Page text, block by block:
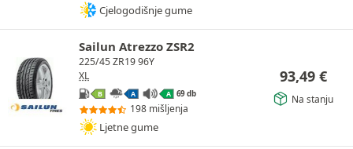
Cjelogodišnje gume
Sailun Atrezzo ZSR2
225/45 ZR19 96Y
XL
B A A 69 db
198 mišljenja
Ljetne gume
93,49 €
Na stanju